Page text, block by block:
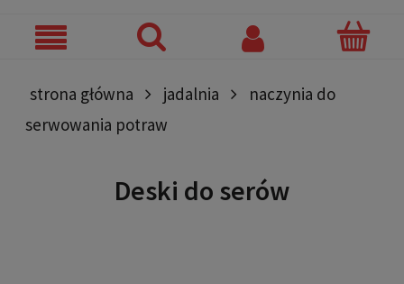
strona główna jadalnia
naczynia do
serwowania potraw
Deski do serów